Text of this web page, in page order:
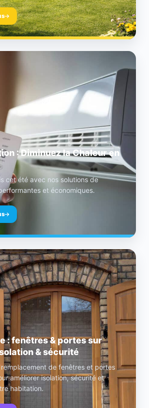
: Diminuez la Chaleur en
cet été avec nos solutions de
et économiques.
: fenêtres & portes sur
& sécurité
de fenêtres et portes
améliorer isolation, sécurité et
habitation.